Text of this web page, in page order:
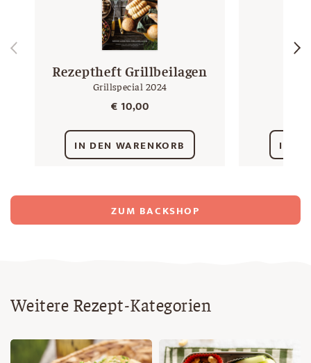
Rezeptheft Grillbeilagen
Grillspecial 2024
€ 10,00
IN DEN WARENKORB IN
ZUM BACKSHOP
Weitere Rezept-Kategorien